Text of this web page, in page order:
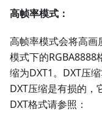
高帧率模式：
高帧率模式会将高画
模式下的RGBA8888
缩为DXT1。DXT压
DXT压缩是有损的，
DXT格式请参照：